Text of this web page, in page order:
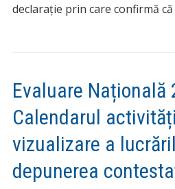
declarație prin care confirmă
Evaluare Națională
Calendarul
vizualizare a
depunerea